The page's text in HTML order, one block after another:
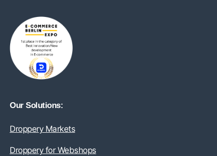
Our Solutions:
Droppery Markets
Droppery for Webshops